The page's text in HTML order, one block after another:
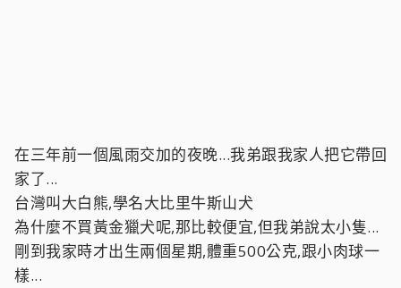
在三年前一個風雨交加的夜晚...我弟跟我家人把它帶回
家了...
台灣叫大白熊,學名大比里牛斯山犬
為什麼不買黃金獵犬呢,那比較便宜,但我弟說太小隻...
剛到我家時才出生兩個星期,體重500公克,跟小肉球一
樣...